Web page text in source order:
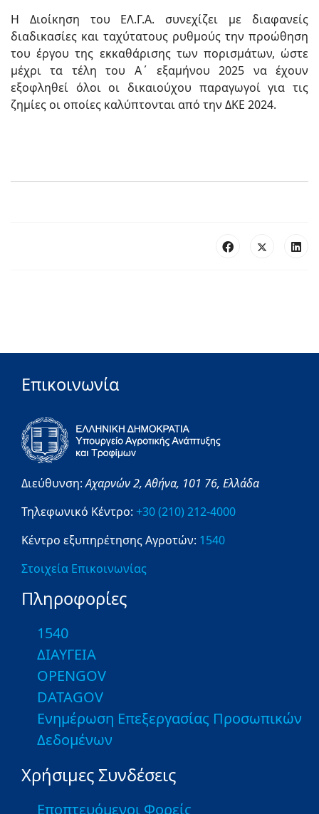
Η Διοίκηση του ΕΛ.Γ.Α. συνεχίζει με διαφανείς
διαδικασίες και ταχύτατους ρυθμούς την προώθηση
του έργου της εκκαθάρισης των πορισμάτων, ώστε
μέχρι τα τέλη του A΄ εξαμήνου 2025 να έχουν
εξοφληθεί όλοι οι δικαιούχου παραγωγοί για τις
ζημίες οι οποίες καλύπτονται από την ΔΚΕ 2024.
Επικοινωνία
Διεύθυνση:Αχαρνών 2,Αθήνα, 101 76, Ελλάδα
Τηλεφωνικό Κέντρο: +30 (210) 212-4000
Κέντρο εξυπηρέτησης Αγροτών: 1540
Στοιχεία Επικοινωνίας
Πληροφορίες
1540
ΔΙΑΥΓΕΙΑ
OPENGOV
DATAGOV
Ενημέρωση Επεξεργασίας Προσωπικών
Δεδομένων
Χρήσιμες Συνδέσεις
Εποπτευόμενοι Φορείς